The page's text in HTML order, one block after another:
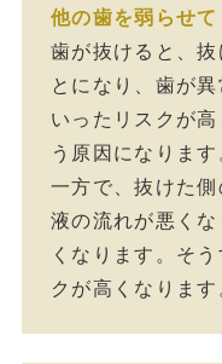
他の歯を弱らせて
歯が抜けると、
とになり、歯が
いったリスクが
う原因になります
一方で、抜けた
液の流れが悪く
くなります。そ
クが高くなります